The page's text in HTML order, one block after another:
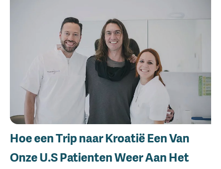
Hoe een Trip naar Kroatië Een Van
Onze U.S Patienten Weer Aan Het